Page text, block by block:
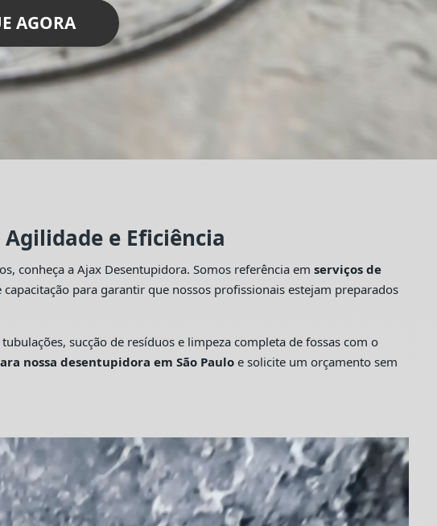
AGORA
e Eficiência
conheça a Ajax Desentupidora. Somos referência em serviços de
para garantir que nossos profissionais estejam preparados
sucção de resíduos e limpeza completa de fossas com o
nossa desentupidora em São Pauloe solicite um orçamento sem